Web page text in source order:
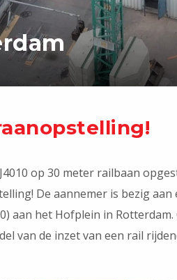
op 30 meter railbaan
De aannemer is bezig
aan het Hofplein in Rotterdam.
van de inzet van een rail